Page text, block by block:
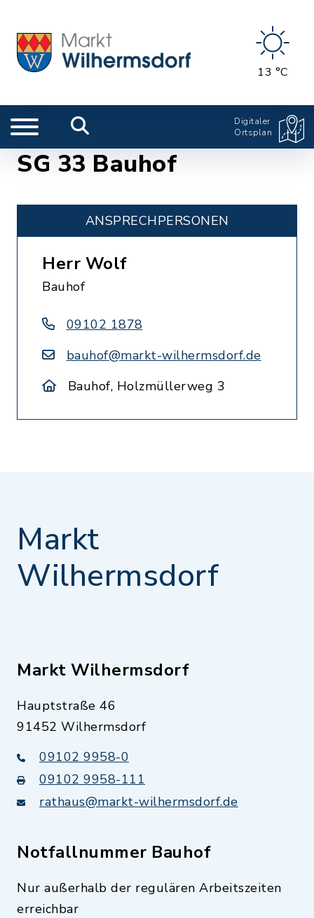
13 °C
Digitaler
Ortsplan
SG 33 Bauhof
ANSPRECHPERSONEN
Herr Wolf
Bauhof
09102 1878
bauhof@markt-wilhermsdorf.de
Bauhof, Holzmüllerweg 3
Markt
Wilhermsdorf
Markt Wilhermsdorf
Hauptstraße 46
91452 Wilhermsdorf
09102 9958-0
09102 9958-111
rathaus@markt-wilhermsdorf.de
Notfallnummer Bauhof
Nur außerhalb der regulären Arbeitszeiten
erreichbar